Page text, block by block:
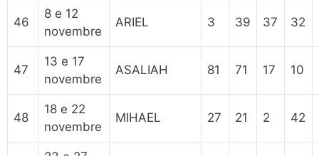
46
8 e 12
novembre
ARIEL 3 39 37 32
47
13 e 17
novembre
ASALIAH 81 71 17 10
48
18 e 22
novembre
MIHAEL 27 21 2 42